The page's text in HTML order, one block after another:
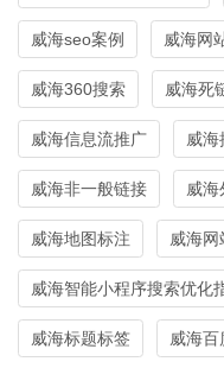
威海seo案例 威海网
威海360搜索 威海死
威海信息流推广 威
威海非一般链接 威
威海地图标注 威海
威海智能小程序搜索优化
威海标题标签 威海百